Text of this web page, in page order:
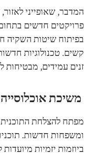
המדבר, שאופייני
פרויקטים חדשים
בפיתוח שיטות השקיה
קשים. טכנולוגיות
זנים עמידים,
משיכת
מפתח להצלחת
ומשפחות חדשות.
ביוזמות יזמיות